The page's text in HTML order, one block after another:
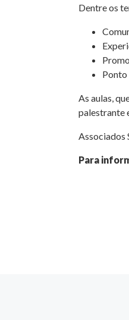
Dentre os
Ponto
As aulas,
palestrante
Associados
Para